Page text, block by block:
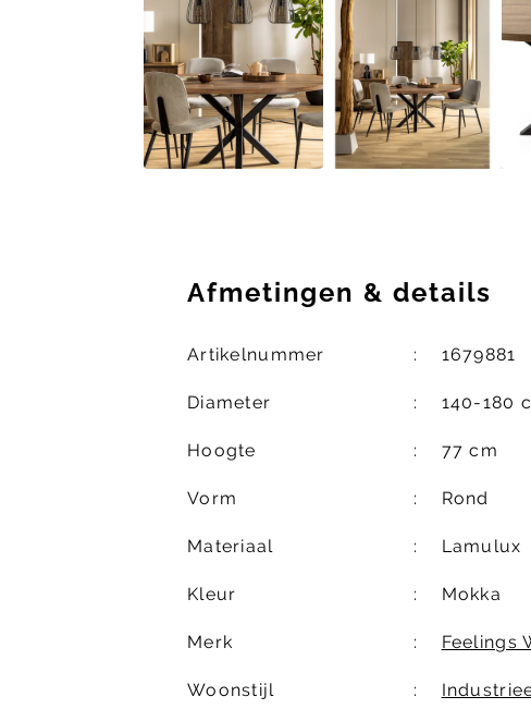
Afmetingen & details
Artikelnummer 1679881
Diameter 140-180
Hoogte 77 cm
Vorm Rond
Materiaal Lamulux
Kleur Mokka
Merk Feelings
Woonstijl